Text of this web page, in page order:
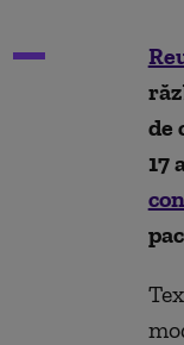
de
17